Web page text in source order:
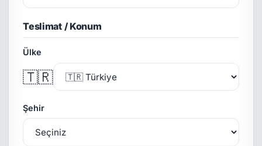
Teslimat / Konum
Ülke
🇹🇷
Şehir